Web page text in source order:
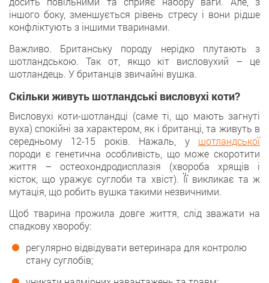
іншого боку, зменшується рівень стресу і вони рідше
конфліктують з іншими тваринами.
Важливо. Британську породу нерідко плутають з
шотландською. Так от, якщо кіт висловухий – це
шотландець. У британців звичайні вушка.
Скільки живуть шотландські висловухі коти?
Висловухі коти-шотландці (саме ті, що мають загнуті
вуха) спокійні за характером, як і британці, та живуть в
середньому 12-15 років. Нажаль, у шотландської
породи є генетична особливість, що може скоротити
життя – остеохондродисплазія (хвороба хрящів і
кісток, що уражує суглоби та хвіст). Її викликає та ж
мутація, що робить вушка такими незвичними.
Щоб тварина прожила довге життя, слід зважати на
спадкову хворобу:
регулярно відвідувати ветеринара для контролю
стану суглобів;